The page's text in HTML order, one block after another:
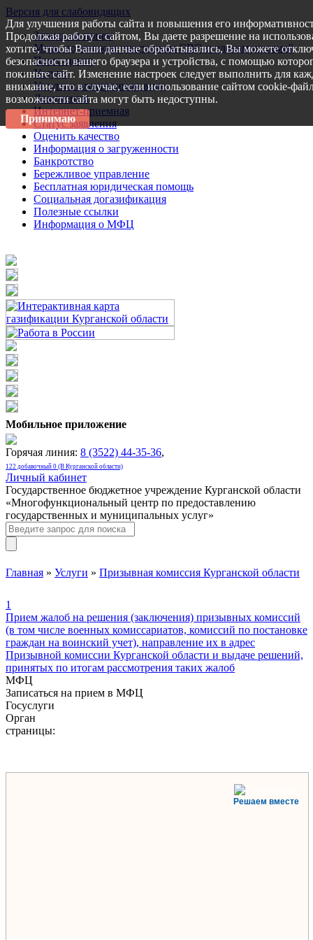
Версия для слабовидящих
Запись на прием
Меры поддержки участникам СВО и членам их семей
Пресс-центр
Услуги
Услуги в электронном виде
Документы
Интернет-приемная
Статус заявления
Оценить качество
Информация о загруженности
Банкротство
Бережливое управление
Бесплатная юридическая помощь
Социальная догазификация
Полезные ссылки
Информация о МФЦ
Мобильное приложение
Горячая линия: 8 (3522) 44-35-36,
122 добавочный 0 (В Курганской области)
Личный кабинет
Государственное бюджетное учреждение Курганской области
«Многофункциональный центр по предоставлению
государственных и муниципальных услуг»
Главная » Услуги » Призывная комиссия Курганской области
1
Прием жалоб на решения (заключения) призывных комиссий
(в том числе военных комиссариатов, комиссий по постановке
граждан на воинский учет), направление их в адрес
Призывной комиссии Курганской области и выдаче решений,
принятых по итогам рассмотрения таких жалоб
МФЦ
Записаться на прием в МФЦ
Госуслуги
Орган
страницы:
Решаем вместе
Для улучшения работы сайта и повышения его
Продолжая работу с сайтом, Вы даете разрешение на
хотите, чтобы Ваши данные обрабатывались, Вы можете
безопасности вашего браузера и устройства, с помощью
покиньте сайт. Изменение настроек следует выполнить для
внимание, что в случае, если использование сайтом cookie-
возможности сайта могут быть недоступны.
Принимаю